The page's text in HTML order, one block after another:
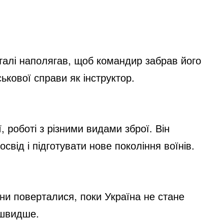
наполягав, щоб командир забрав його
справи як інструктор.
роботі з різними видами зброї. Він
і підготувати нове покоління воїнів.
поверталися, поки Україна не стане